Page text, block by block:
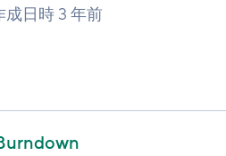
成日時 3 年前